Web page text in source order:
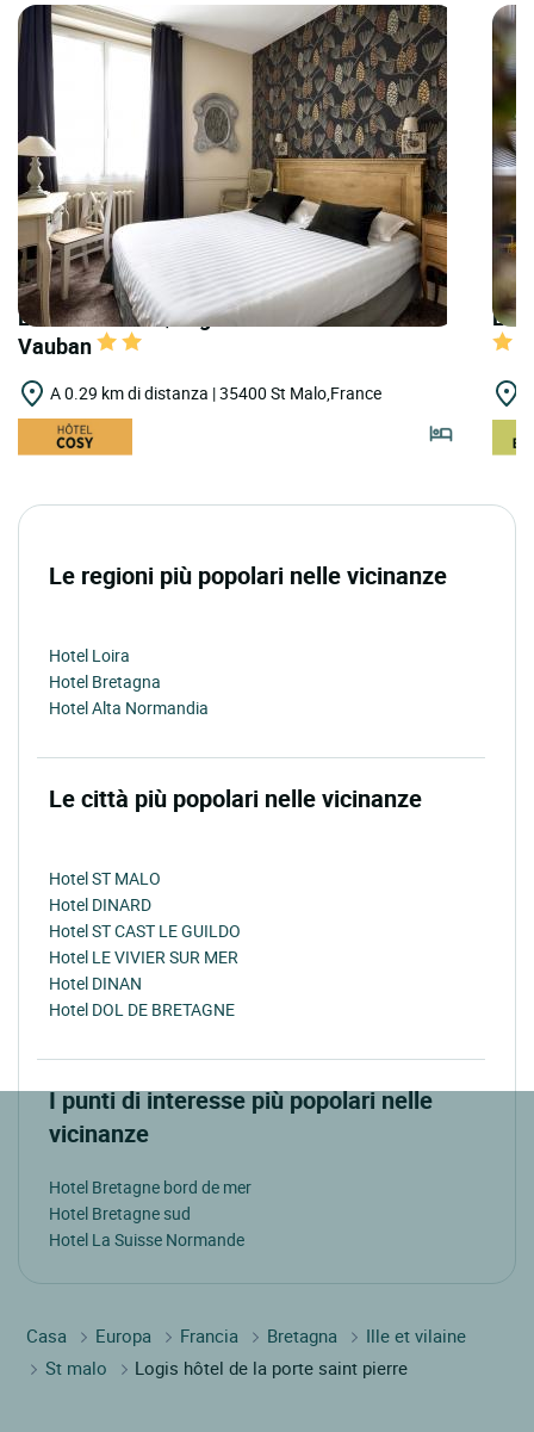
LOGIS HOTELS | Logis Hôtel la Maison
Vauban
A 0.29 km di distanza | 35400 St Malo,France
Le regioni più popolari nelle vicinanze
Hotel Loira
Hotel Bretagna
Hotel Alta Normandia
Le città più popolari nelle vicinanze
Hotel ST MALO
Hotel DINARD
Hotel ST CAST LE GUILDO
Hotel LE VIVIER SUR MER
Hotel DINAN
Hotel DOL DE BRETAGNE
I punti di interesse più popolari nelle
vicinanze
Hotel Bretagne bord de mer
Hotel Bretagne sud
Hotel La Suisse Normande
Casa Europa Francia Bretagna
Ille et vilaine
St malo
Logis hôtel de la porte saint pierre